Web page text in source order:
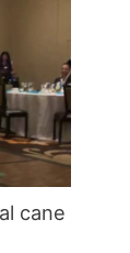
cane